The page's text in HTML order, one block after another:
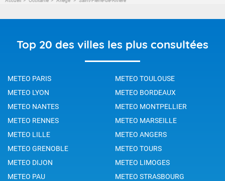
Top 20 des villes les plus consultées
METEO PARIS
METEO TOULOUSE
METEO LYON
METEO BORDEAUX
METEO NANTES
METEO MONTPELLIER
METEO RENNES
METEO MARSEILLE
METEO LILLE
METEO ANGERS
METEO GRENOBLE
METEO TOURS
METEO DIJON
METEO LIMOGES
METEO PAU
METEO STRASBOURG